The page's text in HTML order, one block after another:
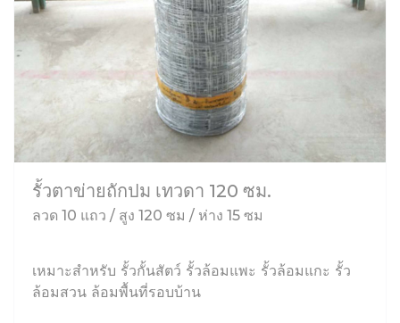
รั้วตาข่ายถักปม เทวดา 120 ซม.
ลวด 10 แถว / สูง 120 ซม / ห่าง 15 ซม
เหมาะสำหรับ รั้วกั้นสัตว์ รั้วล้อมแพะ รั้วล้อมแกะ รั้ว
ล้อมสวน ล้อมพื้นที่รอบบ้าน